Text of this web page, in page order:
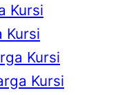
Kursi
Kursi
Kursi
Kursi